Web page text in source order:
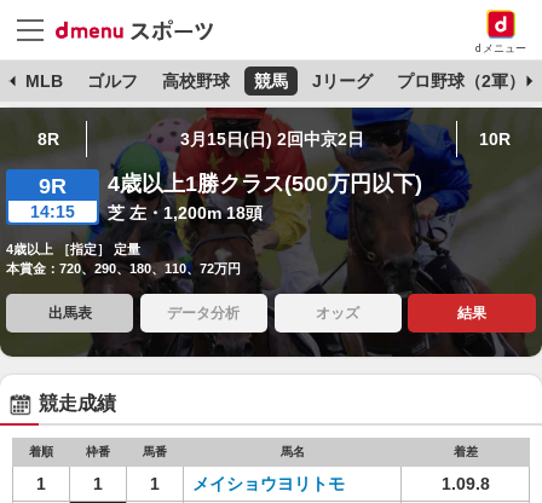
dメニュー
MLB ゴルフ 高校野球 競馬 Jリーグ プロ野球（2軍）
8R 3月15日(日) 2回中京2日 10R
9R
14:15
4歳以上1勝クラス(500万円以下)
芝 左・1,200m 18頭
4歳以上 ［指定］ 定量
本賞金：720、290、180、110、72万円
出馬表 データ分析 オッズ 結果
競走成績
着順 枠番 馬番 馬名 着差
1 1 1 メイショウヨリトモ
1.09.8